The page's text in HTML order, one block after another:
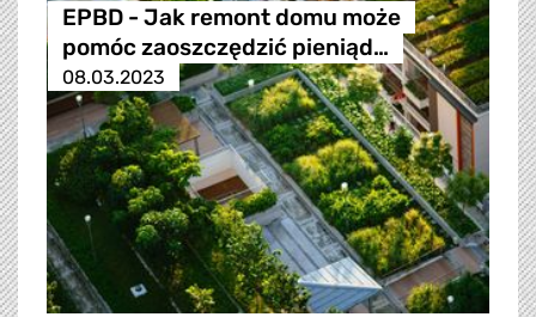
EPBD - Jak remont domu może
pomóc zaoszczędzić pieniąd…
08.03.2023